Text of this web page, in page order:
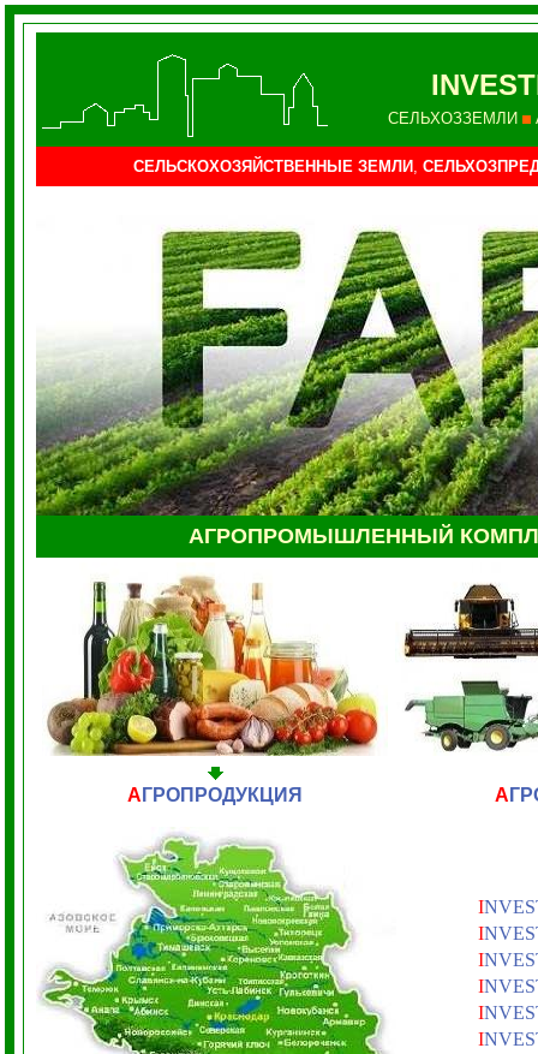
СЕЛЬХОЗЗЕМЛИ
СЕЛЬСКОХОЗЯЙСТВЕННЫЕ ЗЕМЛИ ,
АГРОПРОМЫШЛЕННЫЙ
А ГРОПРОДУКЦИЯ А
I
I
I
I
I
I